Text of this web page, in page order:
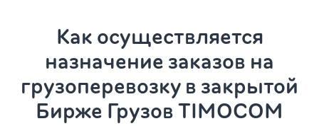
Как осуществляется
назначение заказов на
грузоперевозку в закрытой
Бирже Грузов TIMOCOM